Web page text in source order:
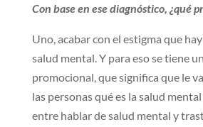
Con base en ese diagnóstico, ¿qué
Uno, acabar con el estigma que
salud mental. Y para eso se tiene
promocional, que significa que le
las personas qué es la salud
entre hablar de salud mental y